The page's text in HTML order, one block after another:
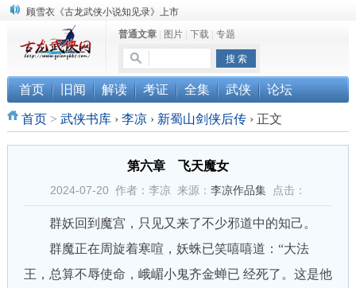
“武侠书库”查缺补漏活动圆满结束
《古龙小说原貌探究》修订版已上市
顾雪衣《古龙武侠小说知见录》上市
普通文章| 图片| 下载| 专题
首页 旧闻 解读 考证 全集 武侠 论坛
首页> 武侠书库 › 李凉 › 新蜀山剑侠后传 ›正文
第六章 飞天魔女
2024-07-20 作者：李凉 来源： 李凉作品集点击：
群妖回到魔宫，只见又来了不少邪道中的知己。
群魔正在周旋着寒喧，妖蛛已笑嘻嘻道：“大法
王，总算不辱使命，峨嵋小鬼齐金蝉已 经死了。这是他